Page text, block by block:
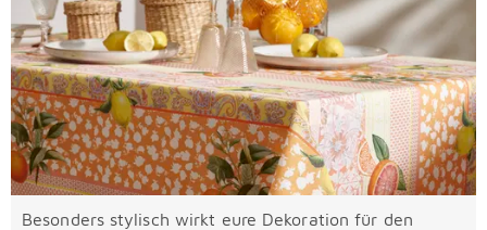
Besonders stylisch wirkt eure Dekoration für den